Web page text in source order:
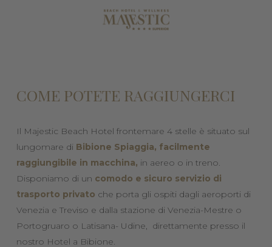
COME POTETE RAGGIUNGERCI
Il Majestic Beach Hotel frontemare 4 stelle è situato sul
lungomare di Bibione Spiaggia, facilmente
raggiungibile in macchina, in aereo o in treno.
Disponiamo di un comodo e sicuro servizio di
trasporto privato che porta gli ospiti dagli aeroporti di
Venezia e Treviso e dalla stazione di Venezia-Mestre o
Portogruaro o Latisana- Udine, direttamente presso il
nostro Hotel a Bibione.